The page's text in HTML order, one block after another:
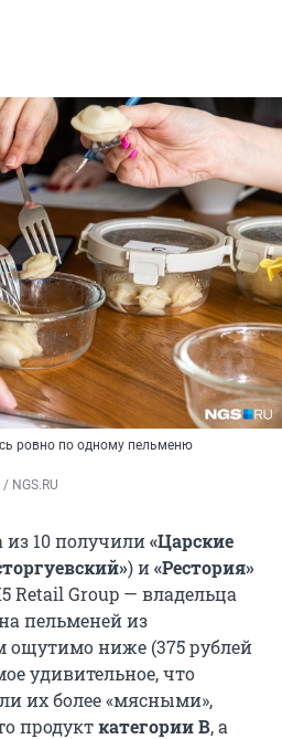
ровно по одному пельменю
NGS.RU
из 10 получили«Царские
) и«Рестория»
Retail Group — владельца
пельменей из
ощутимо ниже (375 рублей
удивительное, что
их более «мясными»,
продукткатегории В, а